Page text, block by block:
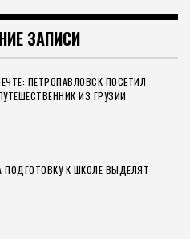
ЗАПИСИ
ПЕТРОПАВЛОВСК ПОСЕТИЛ
ИЗ ГРУЗИИ
ПОДГОТОВКУ К ШКОЛЕ ВЫДЕЛЯТ